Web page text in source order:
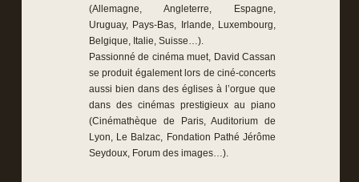
(Allemagne, Angleterre, Espagne,
Uruguay, Pays-Bas, Irlande, Luxembourg,
Belgique, Italie, Suisse…).
Passionné de cinéma muet, David Cassan
se produit également lors de ciné-concerts
aussi bien dans des églises à l’orgue que
dans des cinémas prestigieux au piano
(Cinémathèque de Paris, Auditorium de
Lyon, Le Balzac, Fondation Pathé Jérôme
Seydoux, Forum des images…).